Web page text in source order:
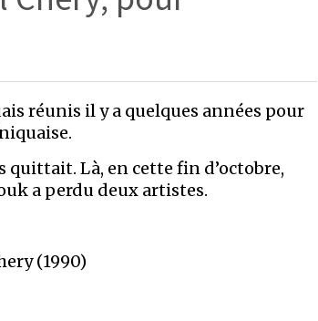
réunis il y a quelques années pour
quittait. Là, en cette fin d’octobre,
a perdu deux artistes.
(1990)